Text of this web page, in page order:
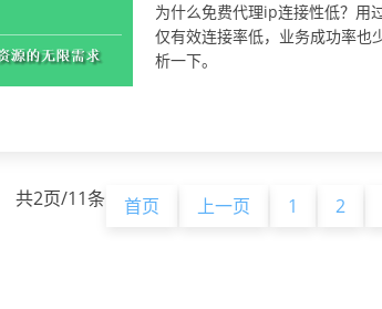
为什么免费代理ip连接性低？用
仅有效连接率低，业务成功率也
析一下。
共2页/11条 首页 上一页 1 2